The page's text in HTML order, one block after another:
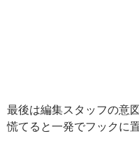
最後は編集スタッフの意
慌てると一発でフックに